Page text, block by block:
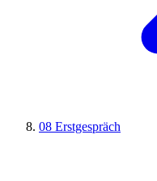
08 Erstgespräch